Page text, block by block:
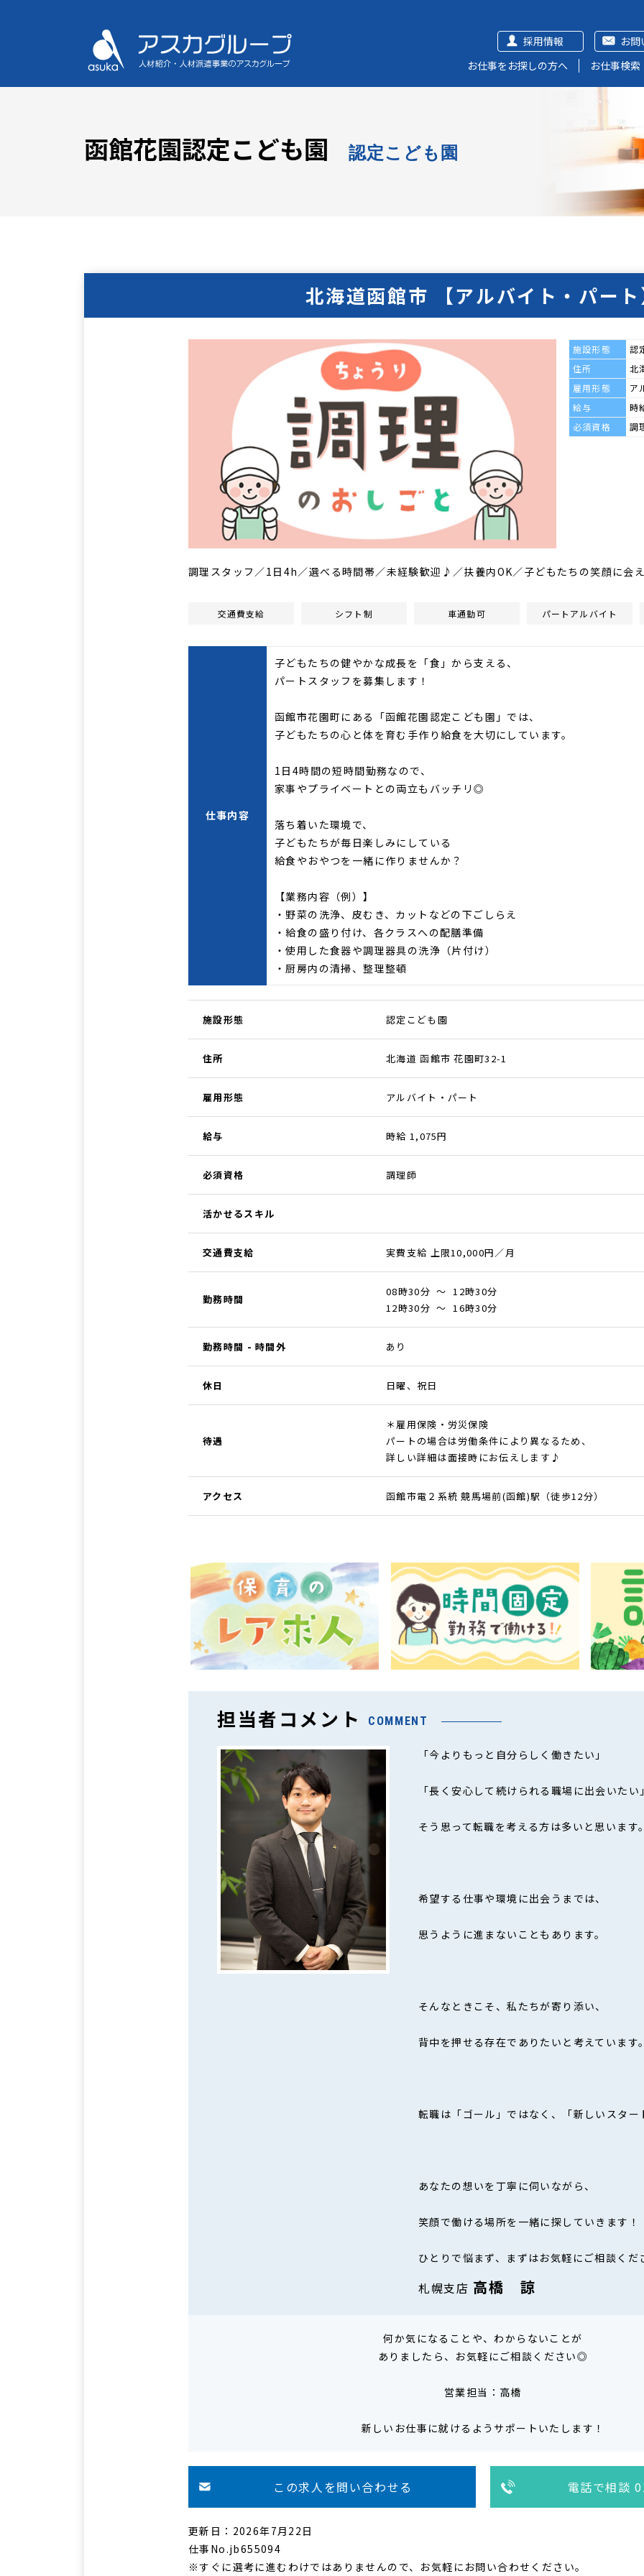
お問
採用情報
お仕事をお探しの方へ
お仕事検索
函館花園認定こども園 認定こども園
北海道函館市 【アルバイト・パー
施設形態
認
住所
北
雇用形態
ア
給与
時
必須資格
調
調理スタッフ／1日4h／選べる時間帯／未経験歓迎♪／扶養内OK／子どもたちの笑顔に会
交通費支給 シフト制 車通勤可 パートアルバイト
仕事内容
子どもたちの健やかな成長を「食」から支える、
パートスタッフを募集します！
函館市花園町にある「函館花園認定こども園」では、
子どもたちの心と体を育む手作り給食を大切にしています。
1日4時間の短時間勤務なので、
家事やプライベートとの両立もバッチリ◎
落ち着いた環境で、
子どもたちが毎日楽しみにしている
給食やおやつを一緒に作りませんか？
【業務内容（例）】
・野菜の洗浄、皮むき、カットなどの下ごしらえ
・給食の盛り付け、各クラスへの配膳準備
・使用した食器や調理器具の洗浄（片付け）
・厨房内の清掃、整理整頓
施設形態 認定こども園
住所 北海道 函館市 花園町32-1
雇用形態 アルバイト・パート
給与 時給 1,075円
必須資格 調理師
活かせるスキル
交通費支給 実費支給 上限10,000円／月
勤務時間
08時30分 ～ 12時30分
12時30分 ～ 16時30分
勤務時間 - 時間外 あり
休日 日曜、祝日
待遇
＊雇用保険・労災保険
パートの場合は労働条件により異なるため、
詳しい詳細は面接時にお伝えします♪
アクセス 函館市電２系統 競馬場前(函館)駅（徒歩12分）
担当者コメント COMMENT
「今よりもっと自分らしく働きたい」
「長く安心して続けられる職場に出会いたい
そう思って転職を考える方は多いと思います
希望する仕事や環境に出会うまでは、
思うように進まないこともあります。
そんなときこそ、私たちが寄り添い、
背中を押せる存在でありたいと考えています
転職は「ゴール」ではなく、「新しいスター
あなたの想いを丁寧に伺いながら、
笑顔で働ける場所を一緒に探していきます！
ひとりで悩まず、まずはお気軽にご相談くだ
札幌支店 高橋 諒
何か気になることや、わからないことが
ありましたら、お気軽にご相談ください◎
営業担当：高橋
新しいお仕事に就けるようサポートいたします！
この求人を問い合わせる 電話で相談
更新日：2026年7月22日
仕事No.jb655094
※すぐに選考に進むわけではありませんので、お気軽にお問い合わせください。